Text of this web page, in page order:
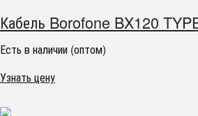
Кабель Borofone BX120
Есть в наличии (оптом)
Узнать цену